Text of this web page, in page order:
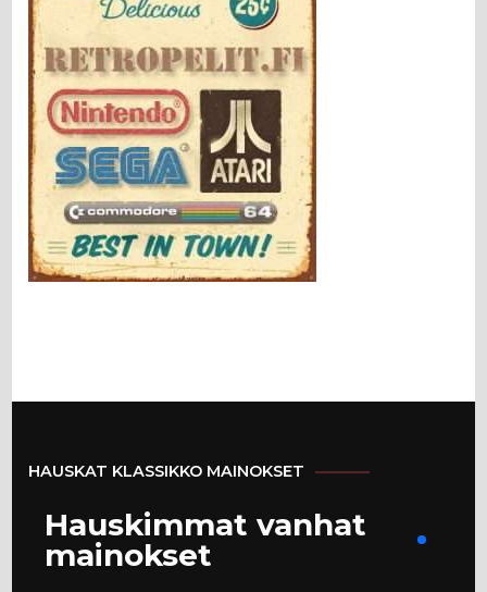
HAUSKAT KLASSIKKO MAINOKSET
Hauskimmat vanhat
mainokset